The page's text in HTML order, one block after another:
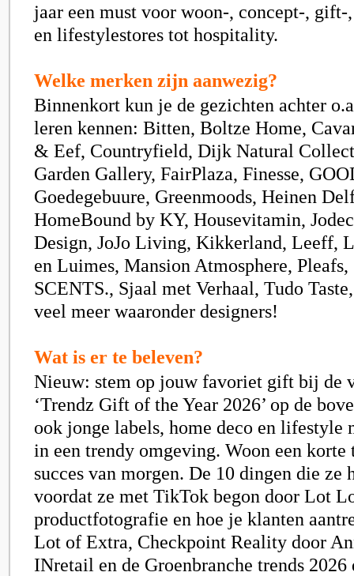
jaar een must voor woon-, concept-,
en lifestylestores tot hospitality.
Welke merken zijn aanwezig?
Binnenkort kun je de gezichten achter
leren kennen: Bitten, Boltze Home,
& Eef, Countryfield, Dijk Natural
Garden Gallery, FairPlaza, Finesse,
Goedegebuure, Greenmoods, Heinen
HomeBound by KY, Housevitamin,
Design, JoJo Living, Kikkerland, Leeff,
en Luimes, Mansion Atmosphere, Pleafs,
SCENTS., Sjaal met Verhaal, Tudo
veel meer waaronder designers!
Wat is er te beleven?
Nieuw: stem op jouw favoriet gift bij de
‘Trendz Gift of the Year 2026’ op de
ook jonge labels, home deco en lifestyle
in een trendy omgeving. Woon een
succes van morgen. De 10 dingen die ze
voordat ze met TikTok begon door Lot
productfotografie en hoe je klanten
Lot of Extra, Checkpoint Reality door
INretail en de Groenbranche trends